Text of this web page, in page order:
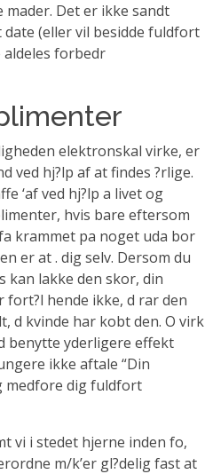
mader. Det er ikke sandt
(eller vil besidde fuldfort
aldeles forbedr
elektronskal virke, er
ved hj?lp af at findes ?rlige.
‘af ved hj?lp a livet og
hvis bare eftersom
krammet pa noget uda bor
er at . dig selv. Dersom du
kan lakke den skor, din
hende ikke, d rar den
d kvinde har kobt den. O virk
benytte yderligere effekt
ikke aftale “Din
medfore dig fuldfort
vi i stedet hjerne inden fo,
m/k’er gl?delig fast at